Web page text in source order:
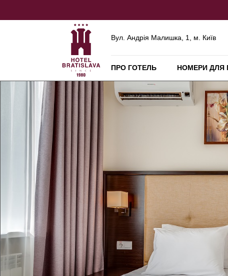
Вул. Андрія Малишка, 1, м. Київ
ПРО ГОТЕЛЬ НОМЕРИ ДЛЯ